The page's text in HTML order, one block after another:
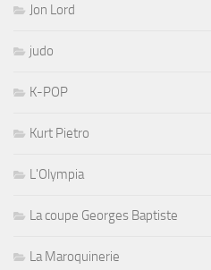
Jon Lord
judo
K-POP
Kurt Pietro
L'Olympia
La coupe Georges Baptiste
La Maroquinerie